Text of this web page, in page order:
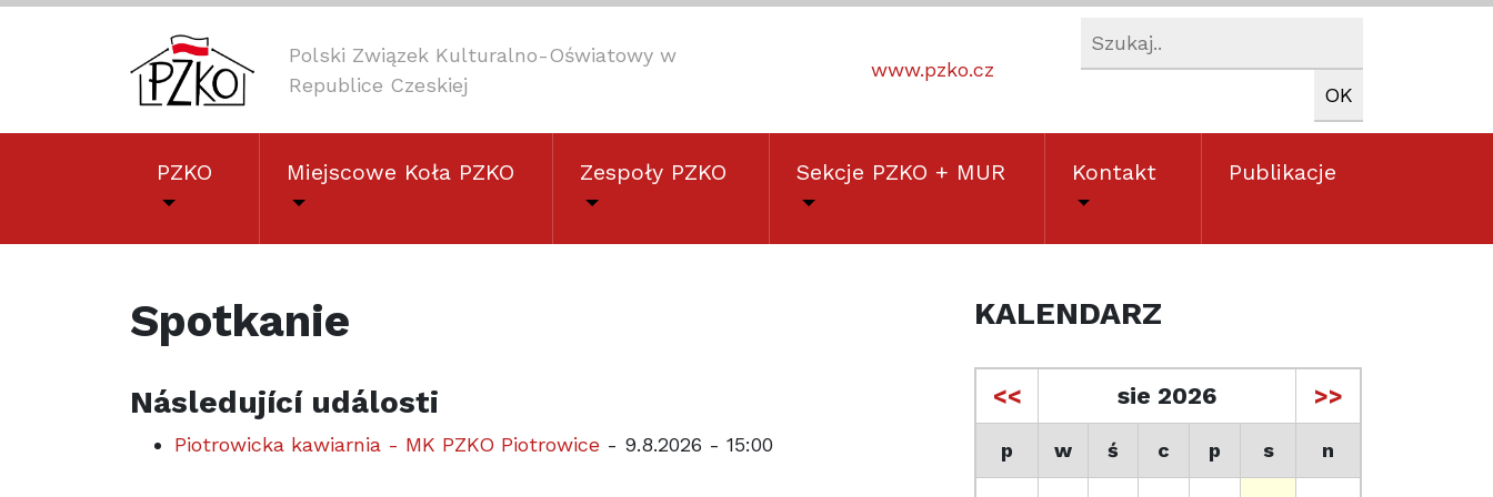
Polski Związek Kulturalno-Oświatowy w
Republice Czeskiej
www.pzko.cz
PZKO Miejscowe Koła PZKO Zespoły PZKO Sekcje PZKO + MUR Kontakt Publikacje
Spotkanie
Následující události
Piotrowicka kawiarnia - MK PZKO Piotrowice - 9.8.2026 - 15:00
KALENDARZ
<< sie 2026 >>
p w ś c p s n